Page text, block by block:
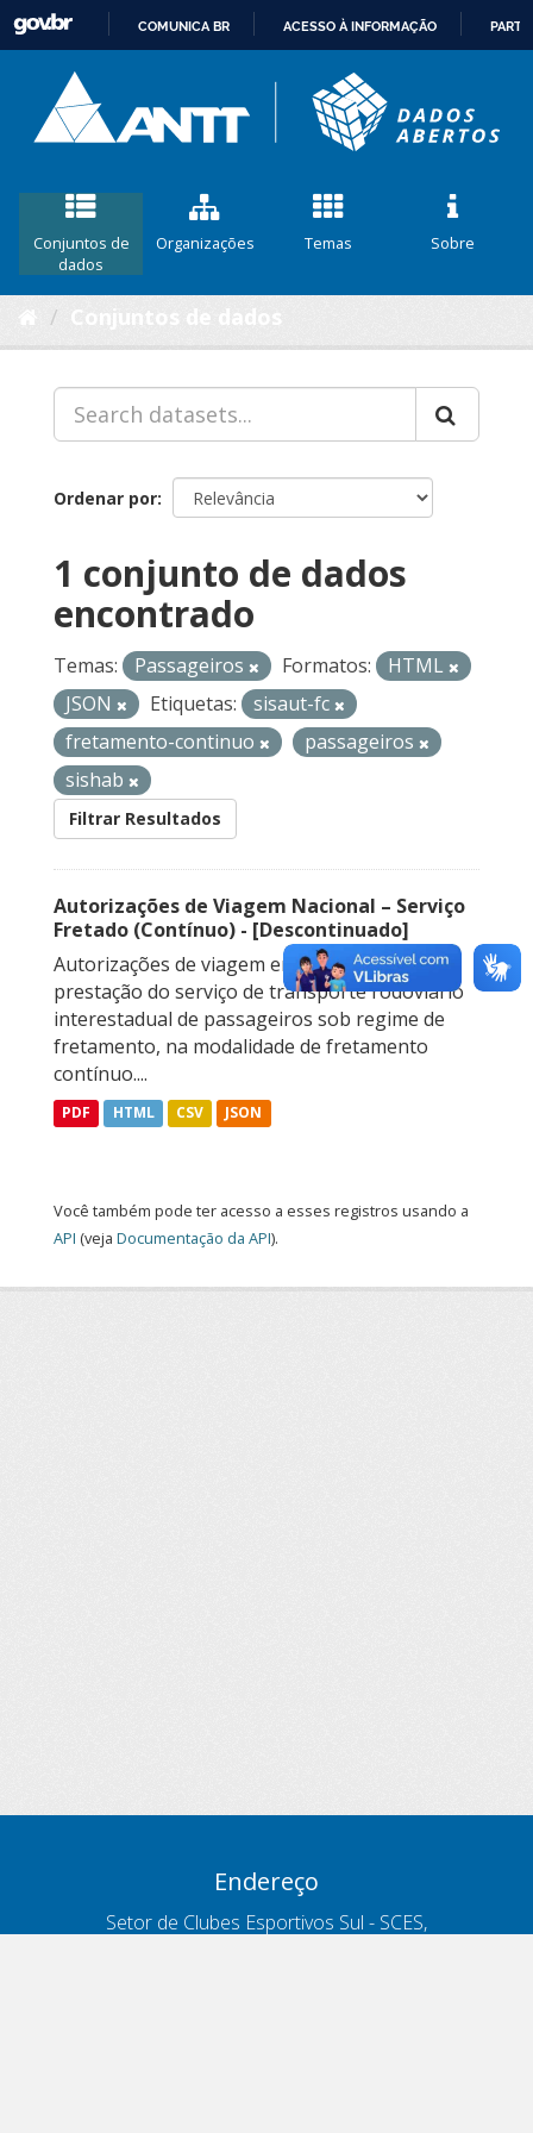
CONTEÚDO
COMUNICA BR ACESSO À INFORMAÇÃO
Conjuntos de
dados
Organizações Temas Sobre
Ordenar por
1 conjunto de dados
encontrado
Temas: Passageiros Formatos:
HTML
JSON
Etiquetas:
sisaut-fc
fretamento-continuo
passageiros
sishab
Filtrar Resultados
Autorizações de Viagem Nacional – Serviço
Fretado (Contínuo) - [Descontinuado]
Autorizações de viagem emitidas para a
prestação do serviço de transporte rodoviário
interestadual de passageiros sob regime de
fretamento, na modalidade de fretamento
contínuo....
PDF HTML CSV JSON
Você também pode ter acesso a esses registros usando a
API (veja Documentação da API).
Endereço
Setor de Clubes Esportivos Sul - SCES,